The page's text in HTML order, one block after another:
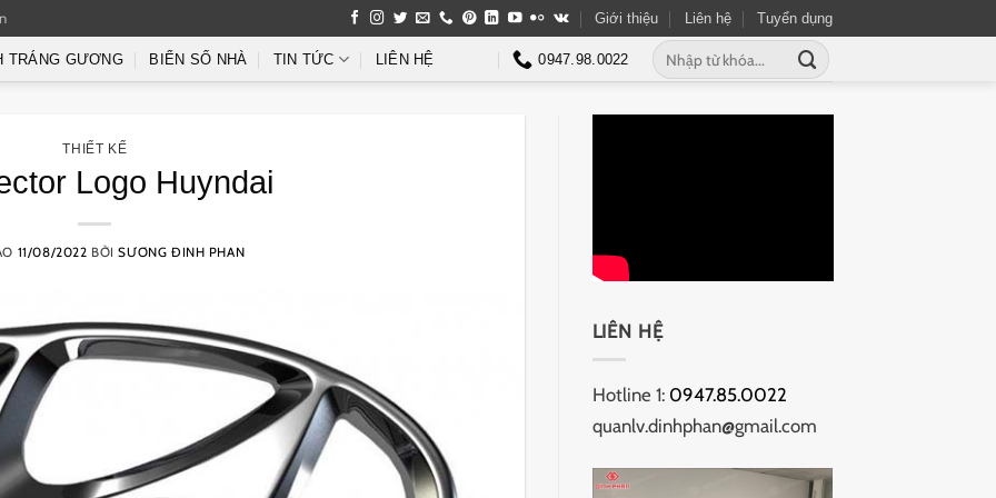
Giới thiệu Liên hệ Tuyển dụng
TRÁNG GƯƠNG BIỂN SỐ NHÀ TIN TỨC LIÊN HỆ 0947.98.0022
Tìm
kiếm:
THIẾT KẾ
Logo Huyndai
11/08/2022 BỞISƯƠNG ĐINH PHAN
LIÊN HỆ
Hotline 1: 0947.85.0022
quanlv.dinhphan@gmail.com